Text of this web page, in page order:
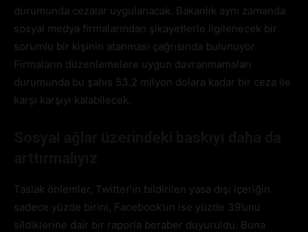
durumunda cezalar uygulanacak. Bakanlık aynı zamanda
sosyal medya firmalarından şikayetlerle ilgilenecek bir
sorumlu bir kişinin atanması çağrısında bulunuyor.
Firmaların düzenlemelere uygun davranmamaları
durumunda bu şahıs 53.2 milyon dolara kadar bir ceza ile
karşı karşıyı kalabilecek.
Taslak önlemler, Twitter’ın bildirilen yasa dışı içeriğin
sadece yüzde birini, Facebook’un ise yüzde 39’unu
sildiklerine dair bir raporla beraber duyuruldu. Buna